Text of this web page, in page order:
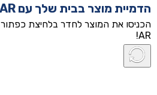
הדמיית מוצר בבית שלך עם AR
הכניסו את המוצר לחדר בלחיצת
AR!